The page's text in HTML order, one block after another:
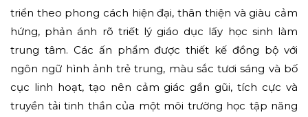
triển theo phong cách hiện đại, thân thiện và giàu cảm
hứng, phản ánh rõ triết lý giáo dục lấy học sinh làm
trung tâm. Các ấn phẩm được thiết kế đồng bộ với
ngôn ngữ hình ảnh trẻ trung, màu sắc tươi sáng và bố
cục linh hoạt, tạo nên cảm giác gần gũi, tích cực và
truyền tải tinh thần của một môi trường học tập năng